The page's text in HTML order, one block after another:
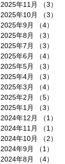
2025年11月
（3）
2025年10月
（3）
2025年9月
（4）
2025年8月
（3）
2025年7月
（3）
2025年6月
（4）
2025年5月
（3）
2025年4月
（3）
2025年3月
（4）
2025年2月
（5）
2025年1月
（3）
2024年12月
（1）
2024年11月
（1）
2024年10月
（2）
2024年9月
（1）
2024年8月
（4）